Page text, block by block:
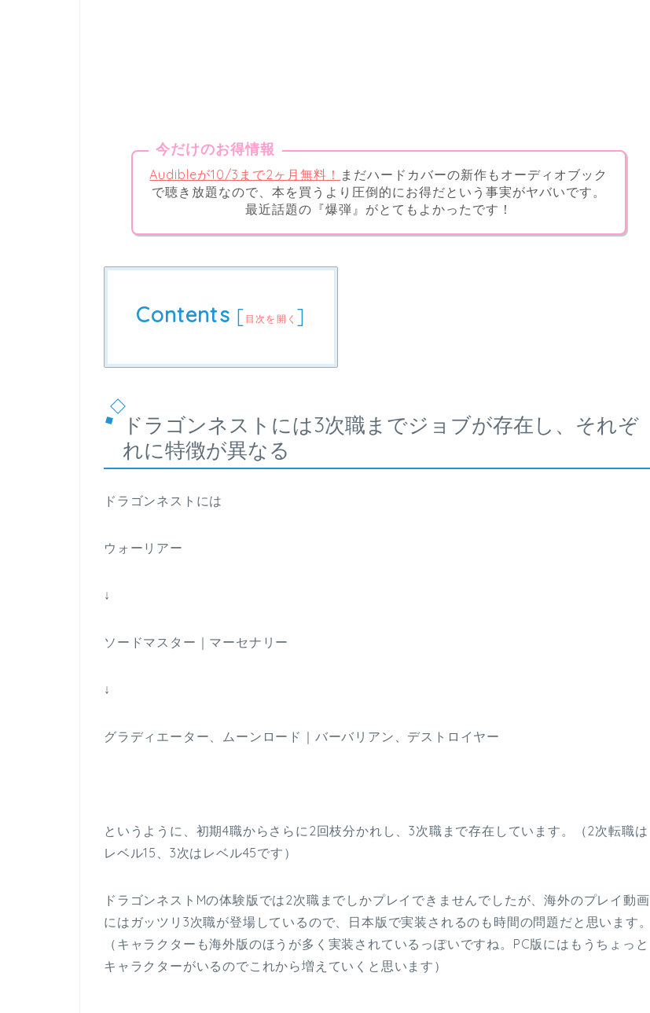
今だけのお得情報
Audibleが10/3まで2ヶ月無料！ まだハードカバーの新作もオーディオブック
で聴き放題なので、本を買うより圧倒的にお得だという事実がヤバいです。
最近話題の『爆弾』がとてもよかったです！
Contents [ 目次を開く ]
ドラゴンネストには3次職までジョブが存在し、それぞ
れに特徴が異なる
ドラゴンネストには
ウォーリアー
↓
ソードマスター｜マーセナリー
↓
グラディエーター、ムーンロード｜バーバリアン、デストロイヤー
というように、初期4職からさらに2回枝分かれし、3次職まで存在しています。（2次転職は
レベル15、3次はレベル45です）
ドラゴンネストMの体験版では2次職までしかプレイできませんでしたが、海外のプレイ動画
にはガッツリ3次職が登場しているので、日本版で実装されるのも時間の問題だと思います。
（キャラクターも海外版のほうが多く実装されているっぽいですね。PC版にはもうちょっと
キャラクターがいるのでこれから増えていくと思います）